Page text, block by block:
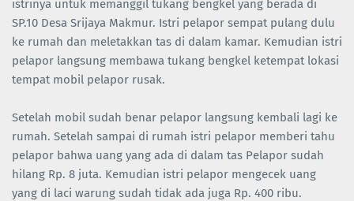
istrinya untuk memanggil tukang bengkel yang berada di
SP.10 Desa Srijaya Makmur. Istri pelapor sempat pulang dulu
ke rumah dan meletakkan tas di dalam kamar. Kemudian istri
pelapor langsung membawa tukang bengkel ketempat lokasi
tempat mobil pelapor rusak.
Setelah mobil sudah benar pelapor langsung kembali lagi ke
rumah. Setelah sampai di rumah istri pelapor memberi tahu
pelapor bahwa uang yang ada di dalam tas Pelapor sudah
hilang Rp. 8 juta. Kemudian istri pelapor mengecek uang
yang di laci warung sudah tidak ada juga Rp. 400 ribu.